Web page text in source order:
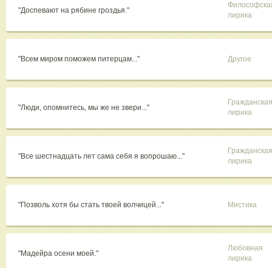
"Доспевают на рябине гроздья."
лирика
"Всем миром поможем питерцам..." Другое
"Люди, опомнитесь, мы же не звери..."
Гражданская
лирика
"Все шестнадцать лет сама себя я вопрошаю..."
Гражданская
лирика
"Позволь хотя бы стать твоей волчицей..." Мистика
"Мадейра осени моей."
Любовная
лирика